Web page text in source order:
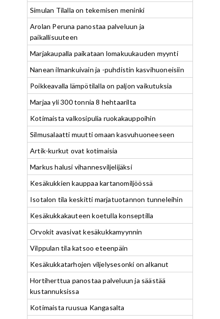
Simulan Tilalla on tekemisen meninki
Arolan Peruna panostaa palveluun ja
paikallisuuteen
Marjakaupalla paikataan lomakuukauden myynti
Nanean ilmankuivain ja -puhdistin kasvihuoneisiin
Poikkeavalla lämpötilalla on paljon vaikutuksia
Marjaa yli 300 tonnia 8 hehtaarilta
Kotimaista valkosipulia ruokakauppoihin
Silmusalaatti muutti omaan kasvuhuoneeseen
Artik-kurkut ovat kotimaisia
Markus halusi vihannesviljelijäksi
Kesäkukkien kauppaa kartanomiljöössä
Isotalon tila keskitti marjatuotannon tunneleihin
Kesäkukkakauteen koetulla konseptilla
Orvokit avasivat kesäkukkamyynnin
Vilppulan tila katsoo eteenpäin
Kesäkukkatarhojen viljelysesonki on alkanut
Hortiherttua panostaa palveluun ja säästää
kustannuksissa
Kotimaista ruusua Kangasalta